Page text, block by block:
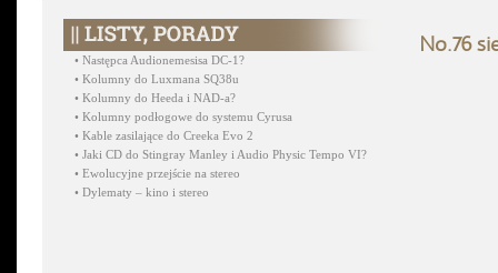
No.76
• Następca Audionemesisa DC-1?
• Kolumny do Luxmana SQ38u
• Kolumny do Heeda i NAD-a?
• Kolumny podłogowe do systemu Cyrusa
• Kable zasilające do Creeka Evo 2
• Jaki CD do Stingray Manley i Audio Physic Tempo VI?
• Ewolucyjne przejście na stereo
• Dylematy – kino i stereo